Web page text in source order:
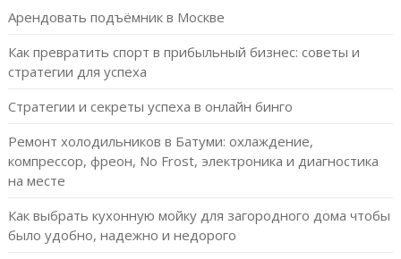
Арендовать подъёмник в Москве
Как превратить спорт в прибыльный бизнес: советы и
стратегии для успеха
Стратегии и секреты успеха в онлайн бинго
Ремонт холодильников в Батуми: охлаждение,
компрессор, фреон, No Frost, электроника и диагностика
на месте
Как выбрать кухонную мойку для загородного дома чтобы
было удобно, надежно и недорого